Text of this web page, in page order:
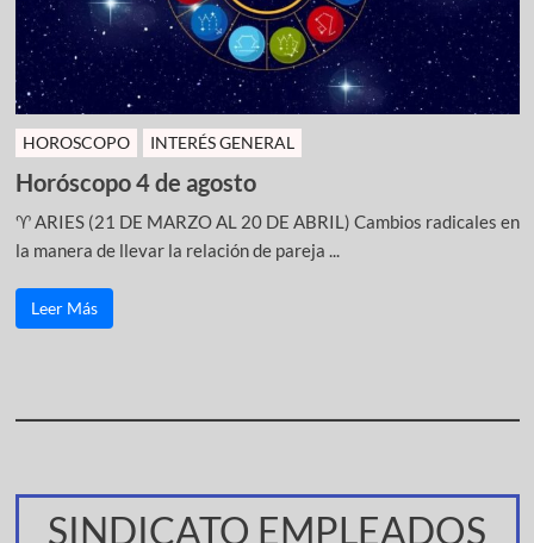
HOROSCOPO INTERÉS GENERAL
Horóscopo 4 de agosto
♈ ARIES (21 DE MARZO AL 20 DE ABRIL) Cambios radicales en
la manera de llevar la relación de pareja ...
Leer Más
SINDICATO EMPLEADOS